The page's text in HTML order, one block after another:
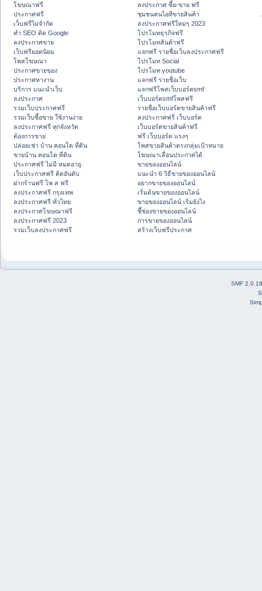
โฆษณาฟรี
ประกาศฟรี
เว็บฟรีไม่จำกัด
ทำ SEO ติด Google
ลงประกาศขาย
เว็บฟรียอดนิยม
โพสโฆษณา
ประกาศขายของ
ประกาศหางาน
บริการ แนะนำเว็บ
ลงประกาศ
รวมเว็บประกาศฟรี
รวมเว็บซื้อขาย ใช้งานง่าย
ลงประกาศฟรี ทุกจังหวัด
ต้องการขาย
ปล่อยเช่า บ้าน คอนโด ที่ดิน
ขายบ้าน คอนโด ที่ดิน
ประกาศฟรี ไม่มี หมดอายุ
เว็บประกาศฟรี ติดอันดับ
ฝากร้านฟรี โพ ส ฟรี
ลงประกาศฟรี กรุงเทพ
ลงประกาศฟรี ทั่วไทย
ลงประกาศโฆษณาฟรี
ลงประกาศฟรี 2023
รวมเว็บลงประกาศฟรี
ลงประกาศ ซื้อ-ขาย ฟรี
ชุมชนคนไอทีขายสินค้า
ลงประกาศฟรีใหม่ๆ 2023
โปรโมทธุรกิจฟรี
โปรโมทสินค้าฟรี
แจกฟรี รายชื่อเว็บลงประกาศฟรี
โปรโมท Social
โปรโมท youtube
แจกฟรี รายชื่อเว็บ
แจกฟรีโพสเว็บบอร์ดsmf
เว็บบอร์ดsmfโพสฟรี
รายชื่อเว็บบอร์ดขายสินค้าฟรี
ลงประกาศฟรี เว็บบอร์ด
เว็บบอร์ดขายสินค้าฟรี
ฟรี เว็บบอร์ด แรงๆ
โพสขายสินค้าตรงกลุ่มเป้าหมาย
โฆษณาเลื่อนประกาศได้
ขายของออนไลน์
แนะนำ 6 วิธีขายของออนไลน์
อยากขายของออนไลน์
เริ่มต้นขายของออนไลน์
ขายของออนไลน์ เริ่มยังไง
ชี้ช่องขายของออนไลน์
การขายของออนไลน์
สร้างเว็บฟรีประกาศ
SMF 2.0.18